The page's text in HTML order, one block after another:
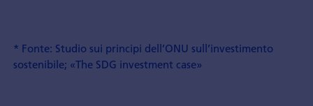
* Fonte: Studio sui principi dell’ONU sull’investimento
sostenibile; «The SDG investment case»